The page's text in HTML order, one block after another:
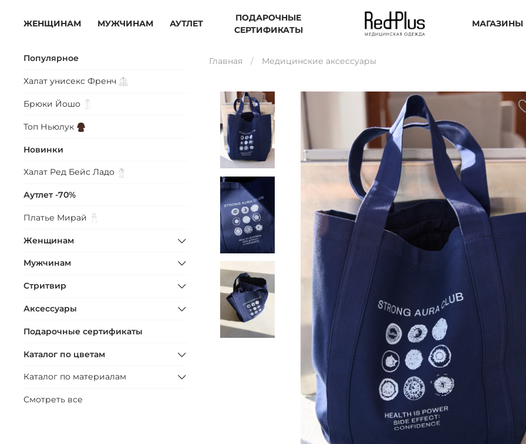
ЖЕНЩИНАМ МУЖЧИНАМ АУТЛЕТ
ПОДАРОЧНЫЕ
СЕРТИФИКАТЫ
МАГАЗИНЫ
Главная Медицинские аксессуары
Популярное
Халат унисекс Френч
Брюки Йошо
Топ Ньюлук
Новинки
Халат Ред Бейс Ладо
Аутлет -70%
Платье Мирай
Женщинам
Мужчинам
Стритвир
Аксессуары
Подарочные сертификаты
Каталог по цветам
Каталог по материалам
Смотреть все